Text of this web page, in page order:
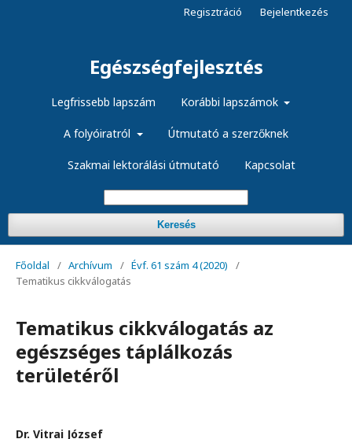
Egészségfejlesztés
Legfrissebb lapszám Korábbi lapszámok
A folyóiratról Útmutató a szerzőknek
Szakmai lektorálási útmutató Kapcsolat
Keresés
Regisztráció Bejelentkezés
Főoldal / Archívum / Évf. 61 szám 4 (2020)
/
Tematikus cikkválogatás
Tematikus cikkválogatás az
egészséges táplálkozás
területéről
Dr. Vitrai József